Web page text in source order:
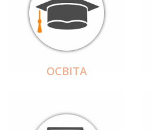
ОСВІТА